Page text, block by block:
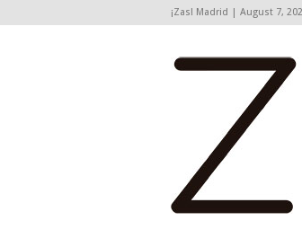
¡Zas! Madrid | August 7,